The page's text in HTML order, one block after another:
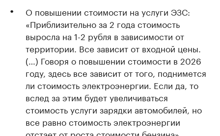
О повышении стоимости на услуги ЭЗС:
«Приблизительно за 2 года стоимость
выросла на 1-2 рубля в зависимости от
территории. Все зависит от входной цены.
(…) Говоря о повышении стоимости в 2026
году, здесь все зависит от того, поднимется
ли стоимость электроэнергии. Если да, то
вслед за этим будет увеличиваться
стоимость услуги зарядки автомобилей, но
все равно стоимость электроэнергии